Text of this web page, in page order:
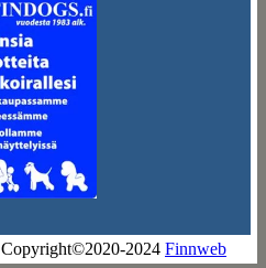
Copyright©2020-2024 Finnweb